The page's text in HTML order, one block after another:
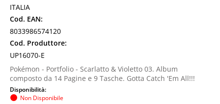
ITALIA
Cod. EAN:
8033986574120
Cod. Produttore:
UP16070-E
Pokémon - Portfolio - Scarlatto & Violetto 03. Album
composto da 14 Pagine e 9 Tasche. Gotta Catch 'Em All!!!
Disponibilità:
Non Disponibile